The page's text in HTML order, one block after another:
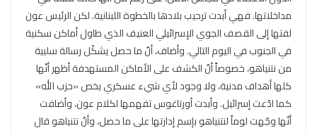
مداخلاتها. فهي أبدت ترحيب بلادها بالخطوة اللبنانية. لكن الرئيس عون
لفتها إلى القصف الجوي الإسرائيلي العنيف الذي طاول أماكن سكنية
في الجنوب في اليوم التالي. وأضاف، أنّ ما حصل يشكّل رسالة سلبية
من نتنياهو، خصوصاً أنّ الكشف على الأماكن المستهدفة أظهر أنّها
كلها أهداف مدنية، ولا وجود لأي شيء عسكري يخص «حزب الله»
كما ادّعت إسرائيل. وأبدت أورتاغوس تفهمها لكلام عون، وأضافت
أنّها وجّهت لوماً لنتنياهو بإسم إدارتها على ما حصل، وأنّ نتنياهو قال